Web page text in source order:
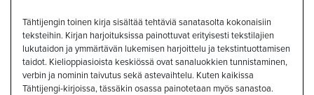
Tähtijengin toinen kirja sisältää tehtäviä sanatasolta kokonaisiin
teksteihin. Kirjan harjoituksissa painottuvat erityisesti tekstilajien
lukutaidon ja ymmärtävän lukemisen harjoittelu ja tekstintuottamisen
taidot. Kielioppiasioista keskiössä ovat sanaluokkien tunnistaminen,
verbin ja nominin taivutus sekä astevaihtelu. Kuten kaikissa
Tähtijengi-kirjoissa, tässäkin osassa painotetaan myös sanastoa.